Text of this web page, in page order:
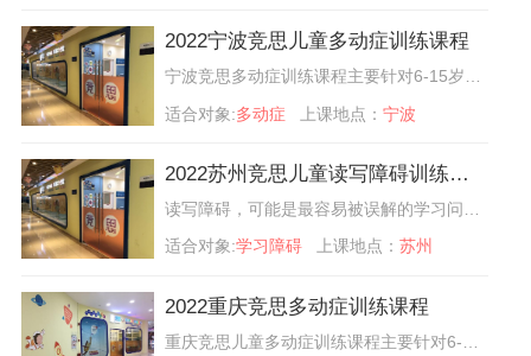
2022宁波竞思儿童多动症训练课程
适合对象:多动症 上课地点： 宁波
2022苏州竞思儿童读写障碍训练课程
适合对象:学习障碍上课地点： 苏州
2022重庆竞思多动症训练课程